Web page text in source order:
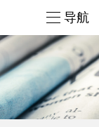
导航